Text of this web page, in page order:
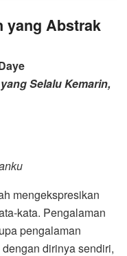
yang Abstrak
Selalu Kemarin,
mengekspresikan
kata. Pengalaman
pengalaman
dirinya sendiri,